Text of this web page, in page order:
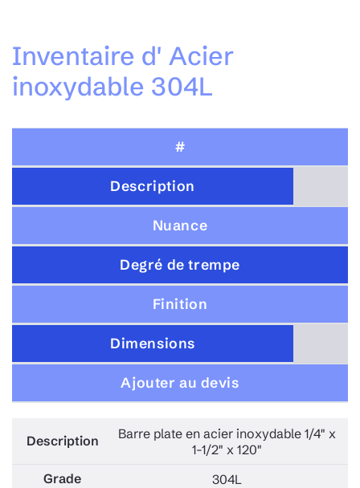
Inventaire d' Acier
inoxydable 304L
#
Description
Nuance
Degré de trempe
Finition
Dimensions
Ajouter au devis
Barre plate en acier inoxydable 1/4" x
1-1/2" x 120"
304L